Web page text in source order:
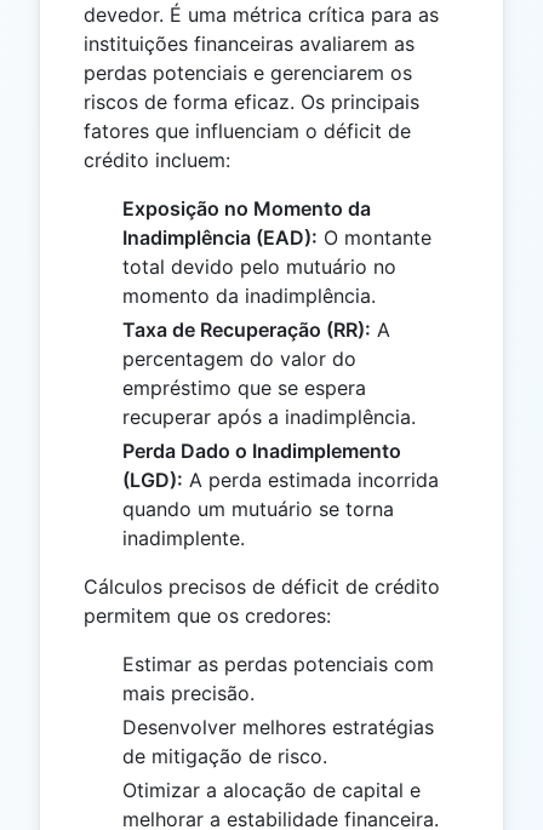
devedor. É uma métrica crítica para as
instituições financeiras avaliarem as
perdas potenciais e gerenciarem os
riscos de forma eficaz. Os principais
fatores que influenciam o déficit de
crédito incluem:
Exposição no Momento da
Inadimplência (EAD): O montante
total devido pelo mutuário no
momento da inadimplência.
Taxa de Recuperação (RR): A
percentagem do valor do
empréstimo que se espera
recuperar após a inadimplência.
Perda Dado o Inadimplemento
(LGD): A perda estimada incorrida
quando um mutuário se torna
inadimplente.
Cálculos precisos de déficit de crédito
permitem que os credores:
Estimar as perdas potenciais com
mais precisão.
Desenvolver melhores estratégias
de mitigação de risco.
Otimizar a alocação de capital e
melhorar a estabilidade financeira.